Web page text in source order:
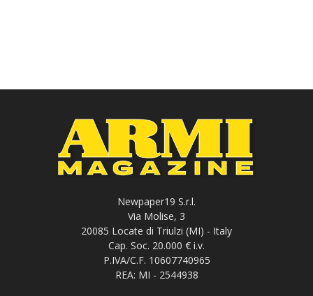
Newpaper19 S.r.l.
Via Molise, 3
20085 Locate di Triulzi (MI) - Italy
Cap. Soc. 20.000 € i.v.
P.IVA/C.F. 10607740965
REA: MI - 2544938